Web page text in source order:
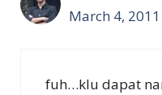
March 4,
fuh…klu dapat